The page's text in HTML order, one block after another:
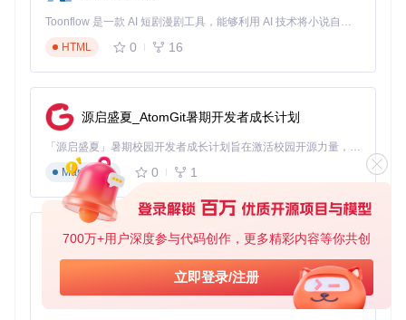
700万+用户深度参与代码创作，更多精彩内容等你共创
立即登录/注册
重启Cursor应用
择"允许执行"以确保脚本正常运行。
macOS/Linux系统操作流程
准备条件
确保系统已安装git和bash环境
执行步骤
打开终端应用
克隆仓库并进入目录：
git clone https://gitcode.com/GitHub_Trending/go/go-
赋予脚本执行权限并运行：
Toonflow 是一款 AI 短剧漫剧工具，能够利用 AI 技术将小说自动转化为剧本，并结合 AI 生成的图片和视频，实现高效的短剧创作。借助 Toonflow，可以轻松完成从文字到影像的全流程，让短剧制作变得更加智能与便捷。
HTML
0 16
源启盛夏_AtomGit暑期开发者成长计划
「源启盛夏」暑期校园开发者成长计划旨在激活校园开源力量，通过积分激励、认证扶持、资源倾斜等形式，引导高校组织和开发者完成「入驻 — 建项目 — 做贡献 — 获认证 — 得资源」的完整闭环。无论你是想带领社团入驻平台的组织者，还是希望用代码贡献证明自己的开发者，都能在这里找到属于你的成长路径。
Markdown
0 1
AionUi
免费、本地、开源的 24/7 全天候 Cowork 应用，以及适用于 Gemini CLI、Claude Code、Codex、OpenCode、Qwen Code、Goose CLI、Auggie 等的 OpenClaw | 🌟 喜欢就点star吧
TypeScript
0 6